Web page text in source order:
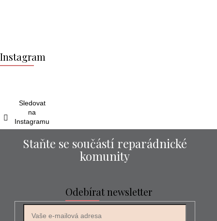
á
p
Instagram
Sledovat
na
Instagramu
Staňte se součástí reparádnické
komunity
Odebírat newsletter